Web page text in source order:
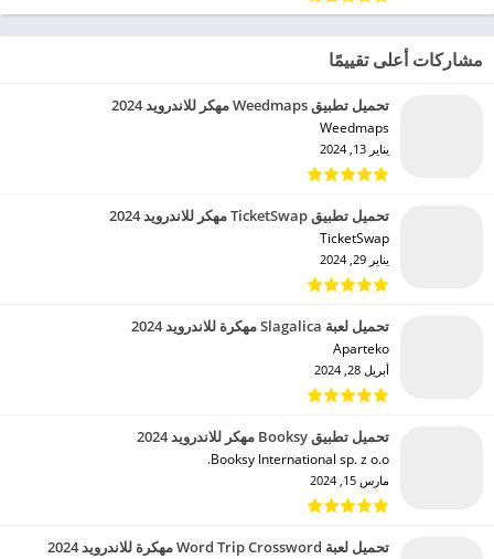
مشاركات أعلى تقييمًا
تحميل تطبيق Weedmaps مهكر للاندرويد 2024
Weedmaps‏
يناير 13, 2024
تحميل تطبيق TicketSwap مهكر للاندرويد 2024
TicketSwap‏
يناير 29, 2024
تحميل لعبة Slagalica مهكرة للاندرويد 2024
Aparteko‏
أبريل 28, 2024
تحميل تطبيق Booksy مهكر للاندرويد 2024
Booksy International sp. z o.o.‏
مارس 15, 2024
تحميل لعبة Word Trip Crossword مهكرة للاندرويد 2024